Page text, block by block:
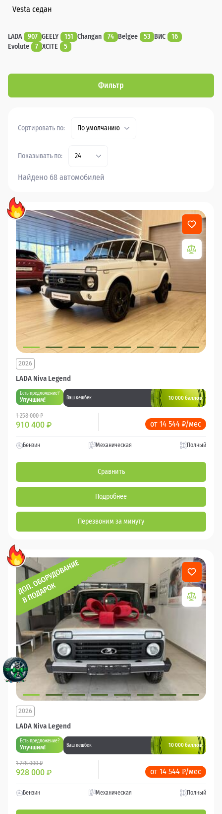
Vesta седан
LADA 907 GEELY 151 Changan 74 Belgee 53 ВИС
16
Evolute
7 XCITE 5
Фильтр
Сортировать по: По умолчанию
Показывать по: 24
Найдено 68 автомобилей
LADA Niva Legend
2026
Есть предложение?
Улучшим! Ваш кешбек 10 000 баллов
1 258 000 ₽
910 400 ₽ от 14 544 ₽/мес
Бензин Механическая Полный
Сравнить
Подробнее
Перезвоним за минуту
LADA Niva Legend
2026
Есть предложение?
Улучшим! Ваш кешбек 10 000 баллов
1 278 000 ₽
928 000 ₽ от 14 544 ₽/мес
Бензин Механическая Полный